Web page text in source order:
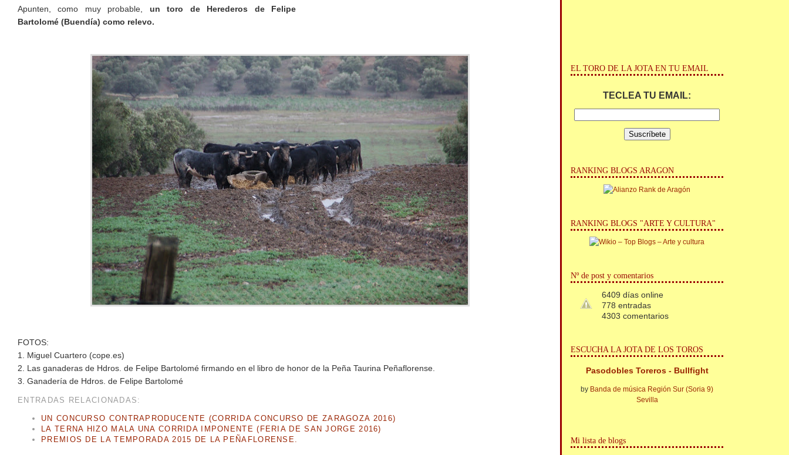
Apunten, como muy probable, un toro de Herederos de Felipe
Bartolomé (Buendía) como relevo.
FOTOS:
1. Miguel Cuartero (cope.es)
2. Las ganaderas de Hdros. de Felipe Bartolomé firmando en el libro de honor de la Peña Taurina Peñaflorense.
3. Ganadería de Hdros. de Felipe Bartolomé
ENTRADAS RELACIONADAS:
UN CONCURSO CONTRAPRODUCENTE (CORRIDA CONCURSO DE ZARAGOZA 2016)
LA TERNA HIZO MALA UNA CORRIDA IMPONENTE (FERIA DE SAN JORGE 2016)
PREMIOS DE LA TEMPORADA 2015 DE LA PEÑAFLORENSE.
EL TORO DE LA JOTA EN TU EMAIL
TECLEA TU EMAIL:
RANKING BLOGS ARAGON
RANKING BLOGS "ARTE Y CULTURA"
Nº de post y comentarios
6409 días online
778 entradas
4303 comentarios
ESCUCHA LA JOTA DE LOS TOROS
Pasodobles Toreros - Bullfight
by Banda de música Región Sur (Soria 9)
Sevilla
Mi lista de blogs